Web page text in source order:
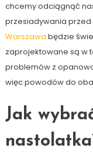
chcemy odciągnąć
przesiadywania
Warszawa będzie
zaprojektowane są w
problemów z
więc powodów do
Jak